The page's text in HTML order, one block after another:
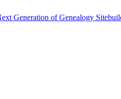
Generation of Genealogy